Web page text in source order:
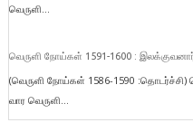
வெருளி...
வெருளி நோய்கள் 1591-1600 :
(வெருளி நோய்கள் 1586-1590
வார வெருளி...